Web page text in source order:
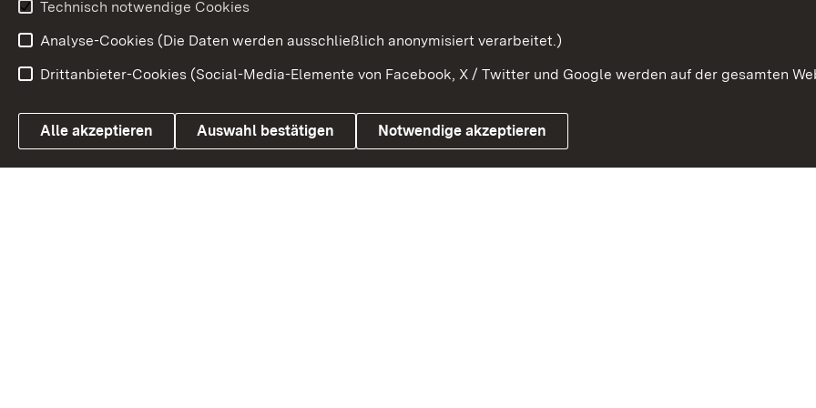
Link zum Landesportal
Impressum
Technisch notwendige Cookies
Analyse-Cookies (Die Daten werden ausschließlich anonymisiert verarbeitet.)
Drittanbieter-Cookies (Social-Media-Elemente von Facebook, X / Twitter und Google werden auf der gesamten
Alle akzeptieren Auswahl bestätigen Notwendige akzeptieren